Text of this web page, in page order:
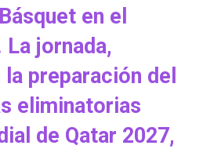
en el
jornada,
preparación del
eliminatorias
de Qatar 2027,